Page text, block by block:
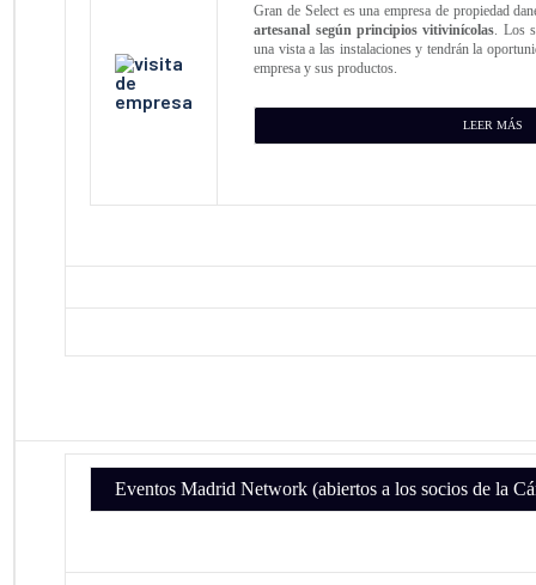
Gran de Select es una empresa de propiedad
artesanal según principios vitivinícolas . Los
una vista a las instalaciones y tendrán la
empresa y sus productos.
LEER MÁS
Eventos Madrid Network (abiertos a los socios de la